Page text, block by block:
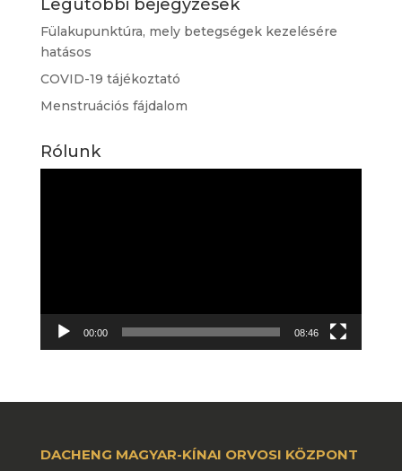
Legutóbbi bejegyzések
Fülakupunktúra, mely betegségek kezelésére
hatásos
COVID-19 tájékoztató
Menstruációs fájdalom
Rólunk
00:00 08:46
DACHENG MAGYAR-KÍNAI ORVOSI KÖZPONT